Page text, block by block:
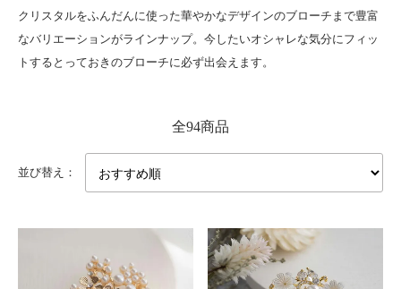
クリスタルをふんだんに使った華やかなデザインのブローチまで豊富
なバリエーションがラインナップ。今したいオシャレな気分にフィッ
トするとっておきのブローチに必ず出会えます。
全94商品
並び替え：